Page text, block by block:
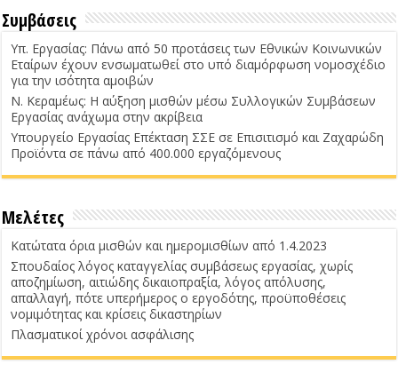
Συμβάσεις
Υπ. Εργασίας: Πάνω από 50 προτάσεις των Εθνικών Κοινωνικών
Εταίρων έχουν ενσωματωθεί στο υπό διαμόρφωση νομοσχέδιο
για την ισότητα αμοιβών
Ν. Κεραμέως: Η αύξηση μισθών μέσω Συλλογικών Συμβάσεων
Εργασίας ανάχωμα στην ακρίβεια
Υπουργείο Εργασίας Επέκταση ΣΣΕ σε Επισιτισμό και Ζαχαρώδη
Προϊόντα σε πάνω από 400.000 εργαζόμενους
Μελέτες
Κατώτατα όρια μισθών και ημερομισθίων από 1.4.2023
Σπουδαίος λόγος καταγγελίας συμβάσεως εργασίας, χωρίς
αποζημίωση, αιτιώδης δικαιοπραξία, λόγος απόλυσης,
απαλλαγή, πότε υπερήμερος ο εργοδότης, προϋποθέσεις
νομιμότητας και κρίσεις δικαστηρίων
Πλασματικοί χρόνοι ασφάλισης